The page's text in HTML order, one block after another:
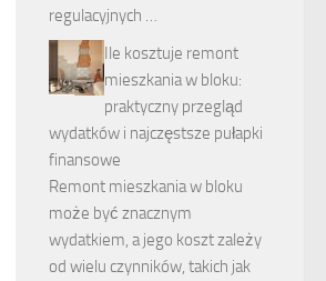
regulacyjnych …
Ile kosztuje remont
mieszkania w bloku:
praktyczny przegląd
wydatków i najczęstsze pułapki
finansowe
Remont mieszkania w bloku
może być znacznym
wydatkiem, a jego koszt zależy
od wielu czynników, takich jak